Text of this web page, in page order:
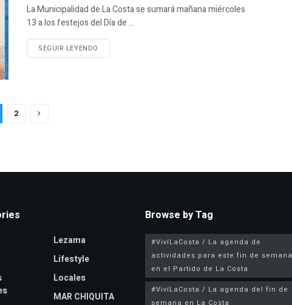
La Municipalidad de La Costa se sumará mañana miércoles
13 a los festejos del Día de ...
SEGUIR LEYENDO
2
Lezama
Lifestyle
Locales
MAR CHIQUITA
Browse by Tag
#VivíLaCosta / La agenda de
actividades para este fin de semana
en el Partido de La Costa
#VivíLaCosta / La agenda del fin de
semana en La Costa